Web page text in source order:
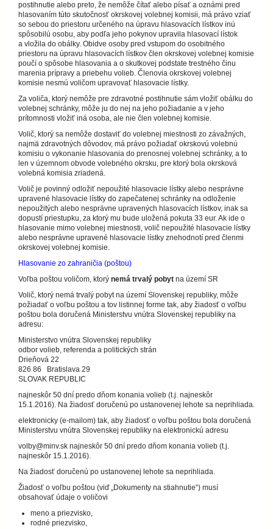
postihnutie alebo preto, že nemôže čítať alebo písať a oznámi pred
hlasovaním túto skutočnosť okrskovej volebnej komisii, má právo vziať
so sebou do priestoru určeného na úpravu hlasovacích lístkov inú
spôsobilú osobu, aby podľa jeho pokynov upravila hlasovací lístok
a vložila do obálky. Obidve osoby pred vstupom do osobitného
priestoru na úpravu hlasovacích lístkov člen okrskovej volebnej komisie
poučí o spôsobe hlasovania a o skutkovej podstate trestného činu
marenia prípravy a priebehu volieb. Členovia okrskovej volebnej
komisie nesmú voličom upravovať hlasovacie lístky.
Za voliča, ktorý nemôže pre zdravotné postihnutie sám vložiť obálku do
volebnej schránky, môže ju do nej na jeho požiadanie a v jeho
prítomnosti vložiť iná osoba, ale nie člen volebnej komisie.
Volič, ktorý sa nemôže dostaviť do volebnej miestnosti zo závažných,
najmä zdravotných dôvodov, má právo požiadať okrskovú volebnú
komisiu o vykonanie hlasovania do prenosnej volebnej schránky, a to
len v územnom obvode volebného okrsku, pre ktorý bola okrsková
volebná komisia zriadená.
Volič je povinný odložiť nepoužité hlasovacie lístky alebo nesprávne
upravené hlasovacie lístky do zapečatenej schránky na odloženie
nepoužitých alebo nesprávne upravených hlasovacích lístkov, inak sa
dopustí priestupku, za ktorý mu bude uložená pokuta 33 eur. Ak ide o
hlasovanie mimo volebnej miestnosti, volič nepoužité hlasovacie lístky
alebo nesprávne upravené hlasovacie lístky znehodnotí pred členmi
okrskovej volebnej komisie.
Hlasovanie zo zahraničia (poštou)
Voľba poštou voličom, ktorý nemá trvalý pobyt na území SR
Volič, ktorý nemá trvalý pobyt na území Slovenskej republiky, môže
požiadať o voľbu poštou a tov listinnej forme tak, aby žiadosť o voľbu
poštou bola doručená Ministerstvu vnútra Slovenskej republiky na
adresu:
Ministerstvo vnútra Slovenskej republiky
odbor volieb, referenda a politických strán
Drieňová 22
826 86 Bratislava 29
SLOVAK REPUBLIC
najneskôr 50 dní predo dňom konania volieb (t.j. najneskôr
15.1.2016). Na žiadosť doručenú po ustanovenej lehote sa neprihliada.
elektronicky (e-mailom) tak, aby žiadosť o voľbu poštou bola doručená
Ministerstvu vnútra Slovenskej republiky na elektronickú adresu
volby@minv.sk najneskôr 50 dní predo dňom konania volieb (t.j.
najneskôr 15.1.2016).
Na žiadosť doručenú po ustanovenej lehote sa neprihliada.
Žiadosť o voľbu poštou (viď „Dokumenty na stiahnutie“) musí
obsahovať údaje o voličovi
meno a priezvisko,
rodné priezvisko,